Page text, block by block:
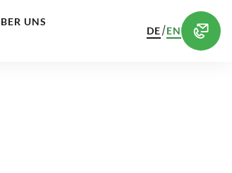
UNS
DE/EN